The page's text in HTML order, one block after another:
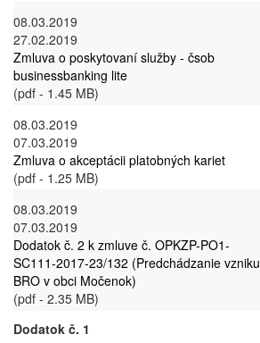
08.03.2019
27.02.2019
Zmluva o poskytovaní služby - čsob
businessbanking lite
(pdf - 1.45 MB)
08.03.2019
07.03.2019
Zmluva o akceptácii platobných kariet
(pdf - 1.25 MB)
08.03.2019
07.03.2019
Dodatok č. 2 k zmluve č. OPKZP-PO1-
SC111-2017-23/132 (Predchádzanie vzniku
BRO v obci Močenok)
(pdf - 2.35 MB)
Dodatok č. 1